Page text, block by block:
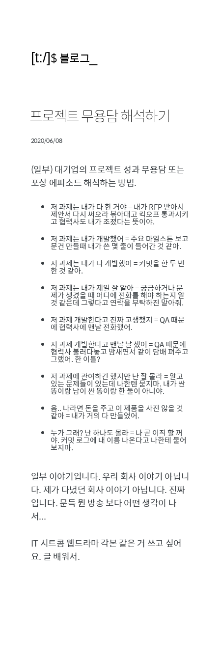
[t:/]$ 블로그
프로젝트 무용담 해석하기
2020/06/08
(일부) 대기업의 프로젝트 성과 무용담 또는
포상 에피소드 해석하는 방법.
저 과제는 내가 다 한 거야 = 내가 RFP 받아서
제안서 다시 써오라 볶아대고 킥오프 통과시키
고 협력사도 내가 조졌다는 뜻이야.
저 과제는 내가 개발했어 = 주요 마일스톤 보고
문건 만들때 내가 쓴 몇 줄이 들어간 것 같아.
저 과제는 내가 다 개발했어 = 커밋을 한 두 번
한 것 같아.
저 과제는 내가 제일 잘 알아 = 궁금하거나 문
제가 생겼을 때 어디에 전화를 해야 하는지 알
것 같은데 그렇다고 연락을 부탁하진 말아줘.
저 과제 개발한다고 진짜 고생했지 = QA 때문
에 협력사에 맨날 전화했어.
저 과제 개발한다고 맨날 날 샜어 = QA 때문에
협력사 불러다놓고 밤새면서 같이 담배 펴주고
그랬어. 한 이틀?
저 과제에 관여하긴 했지만 난 잘 몰라 = 알고
있는 문제들이 있는데 나한텐 묻지마. 내가 싼
똥이랑 남이 싼 똥이랑 한 둘이 아니야.
음.. 나라면 돈을 주고 이 제품을 사진 않을 것
같아 = 내가 거의 다 만들었어.
누가 그래? 난 하나도 몰라 = 나 곧 이직 할 꺼
야. 커밋 로그에 내 이름 나온다고 나한테 물어
보지마.
일부 이야기입니다. 우리 회사 이야기 아닙니
다. 제가 다녔던 회사 이야기 아닙니다. 진짜
입니다. 문득 뭔 방송 보다 어떤 생각이 나
서...
IT 시트콤 웹드라마 각본 같은 거 쓰고 싶어
요. 글 배워서.